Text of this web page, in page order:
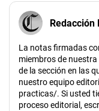
Redacción
La notas firmadas
miembros de
de la sección en las
nuestro equipo
practicas/. Si usted
proceso editorial,